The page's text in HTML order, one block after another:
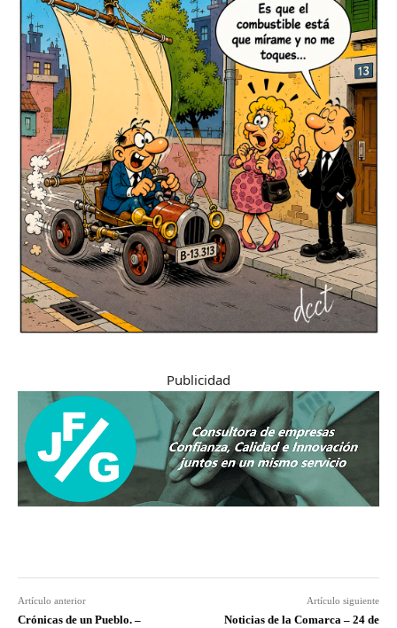
Publicidad
Artículo anterior
Crónicas de un Pueblo. –
Artículo siguiente
Noticias de la Comarca – 24 de